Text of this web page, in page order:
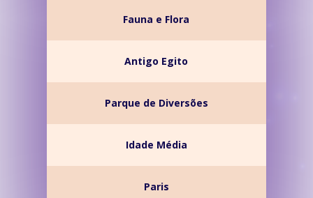
Fauna e Flora
Antigo Egito
Parque de Diversões
Idade Média
Paris